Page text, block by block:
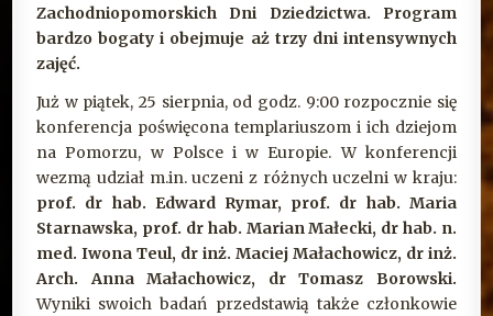
Zachodniopomorskich Dni Dziedzictwa. Program
bardzo bogaty i obejmuje aż trzy dni intensywnych
zajęć.
Już w piątek, 25 sierpnia, od godz. 9:00 rozpocznie się
konferencja poświęcona templariuszom i ich dziejom
na Pomorzu, w Polsce i w Europie. W konferencji
wezmą udział m.in. uczeni z różnych uczelni w kraju:
prof. dr hab. Edward Rymar, prof. dr hab. Maria
Starnawska, prof. dr hab. Marian Małecki, dr hab. n.
med. Iwona Teul, dr inż. Maciej Małachowicz, dr inż.
Arch. Anna Małachowicz, dr Tomasz Borowski.
Wyniki swoich badań przedstawią także członkowie